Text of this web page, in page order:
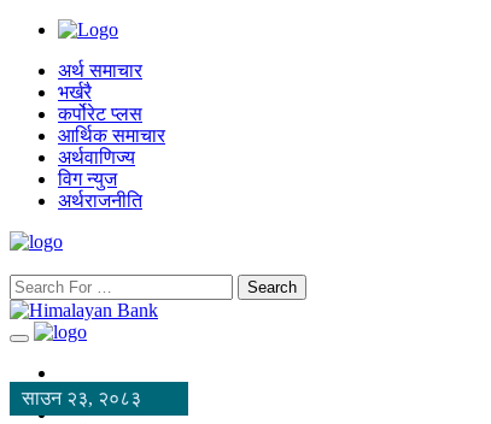
अर्थ समाचार
भर्खरै
कर्पोरेट प्लस
आर्थिक समाचार
अर्थवाणिज्य
विग न्युज
अर्थराजनीति
Search
साउन २३, २०८३